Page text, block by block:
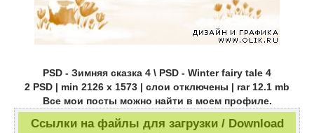
PSD - Зимняя сказка 4 \ PSD - Winter fairy tale 4
2 PSD | min 2126 x 1573 | слои отключены | rar 12.1 mb
Все мои посты можно найти в моем профиле.
Ссылки на файлы для загрузки / Download